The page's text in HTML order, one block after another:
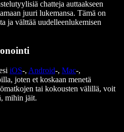
chatteja auttaakseen
juuri lukemansa. Tämä on
ja välttää uudelleenlukemisen
iOS-, Android-, Mac-,
joten et koskaan menetä
tai kokousten välillä, voit
mihin jäit.